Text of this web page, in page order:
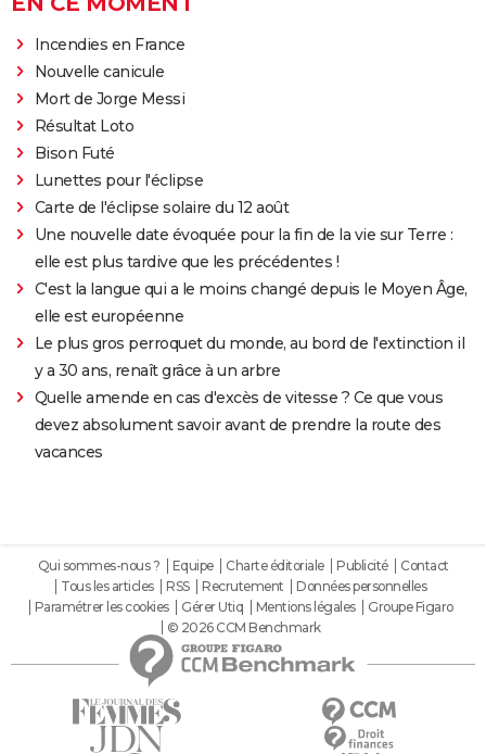
Incendies en France
Nouvelle canicule
Mort de Jorge Messi
Résultat Loto
Bison Futé
Lunettes pour l'éclipse
Carte de l'éclipse solaire du 12 août
Une nouvelle date évoquée pour la fin de la vie sur Terre :
elle est plus tardive que les précédentes !
C'est la langue qui a le moins changé depuis le Moyen Âge,
elle est européenne
Le plus gros perroquet du monde, au bord de l'extinction il
y a 30 ans, renaît grâce à un arbre
Quelle amende en cas d'excès de vitesse ? Ce que vous
devez absolument savoir avant de prendre la route des
vacances
Qui sommes-nous ? Equipe Charte éditoriale Publicité
Contact
Tous les articles
RSS Recrutement
Données personnelles
Paramétrer les cookies
Gérer Utiq Mentions légales
Groupe Figaro
© 2026 CCM Benchmark